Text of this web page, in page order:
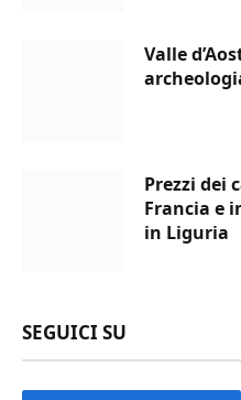
Valle
Prezzi dei
Francia e
in Liguria
SEGUICI SU